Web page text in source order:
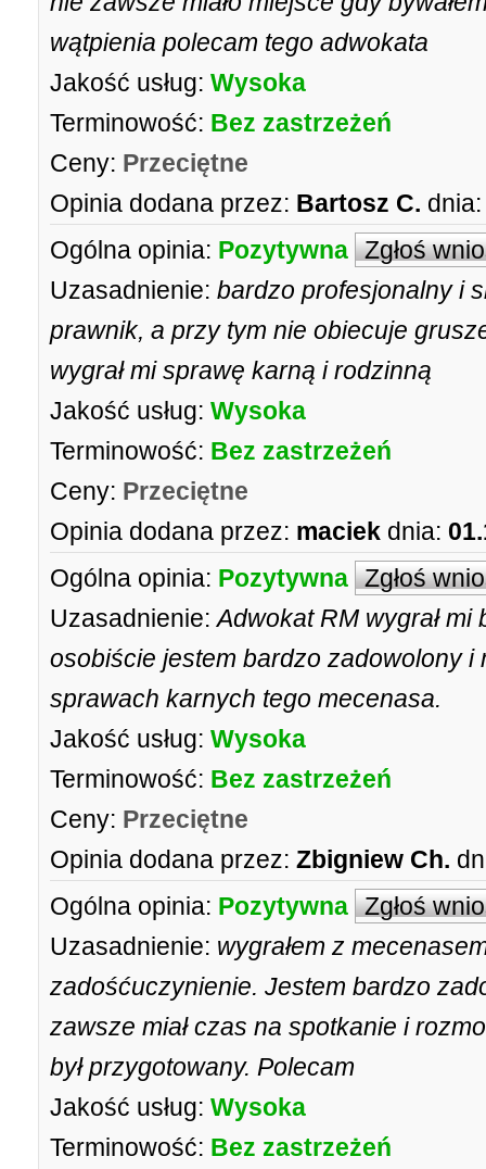
wątpienia polecam tego adwokata
Jakość usług: Wysoka
Terminowość: Bez zastrzeżeń
Ceny: Przeciętne
Opinia dodana przez: Bartosz C. dnia:
Ogólna opinia: Pozytywna Zgłoś
Uzasadnienie: bardzo profesjonalny i
prawnik, a przy tym nie obiecuje
wygrał mi sprawę karną i rodzinną
Jakość usług: Wysoka
Terminowość: Bez zastrzeżeń
Ceny: Przeciętne
Opinia dodana przez: maciek dnia:
Ogólna opinia: Pozytywna Zgłoś
Uzasadnienie: Adwokat RM wygrał
osobiście jestem bardzo zadowolony
sprawach karnych tego mecenasa.
Jakość usług: Wysoka
Terminowość: Bez zastrzeżeń
Ceny: Przeciętne
Opinia dodana przez: Zbigniew Ch.
Ogólna opinia: Pozytywna Zgłoś
Uzasadnienie: wygrałem z
zadośćuczynienie. Jestem bardzo
zawsze miał czas na spotkanie i
był przygotowany. Polecam
Jakość usług: Wysoka
Terminowość: Bez zastrzeżeń